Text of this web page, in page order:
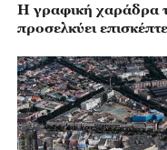
Η γραφική χαράδρα
προσελκύει